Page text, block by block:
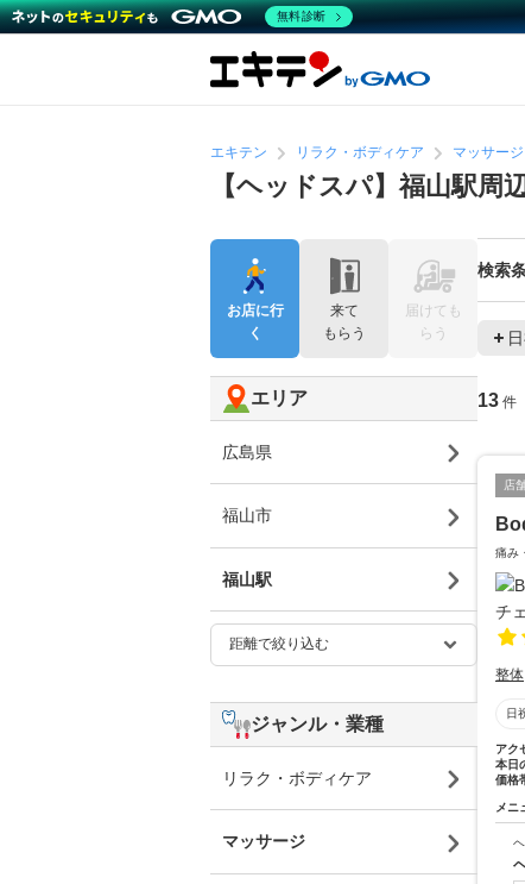
エキテン リラク・ボディケア マッサージ
【ヘッドスパ】福山駅
検索
13 件
店
痛み
整体
日
アク
本日
価格
メニ
お店に行
く
来て
もらう
届けても
らう
エリア
広島県
福山市
福山駅
ジャンル・業種
リラク・ボディケア
マッサージ
無料診断